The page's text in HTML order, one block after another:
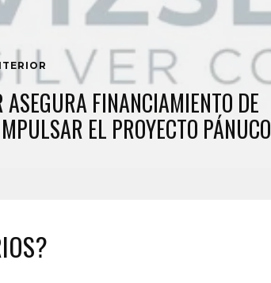
FINANCIAMIENTO DE
EL PROYECTO PÁNUCO